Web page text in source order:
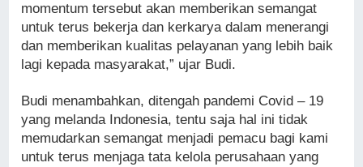
momentum tersebut akan memberikan semangat
untuk terus bekerja dan kerkarya dalam menerangi
dan memberikan kualitas pelayanan yang lebih baik
lagi kepada masyarakat,” ujar Budi.
Budi menambahkan, ditengah pandemi Covid – 19
yang melanda Indonesia, tentu saja hal ini tidak
memudarkan semangat menjadi pemacu bagi kami
untuk terus menjaga tata kelola perusahaan yang